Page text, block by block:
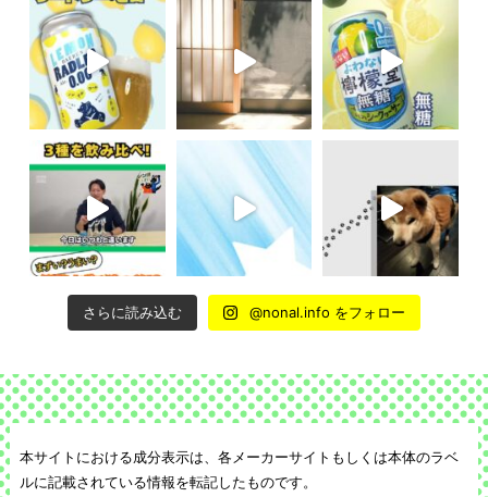
さらに読み込む @nonal.info をフォロー
本サイトにおける成分表示は、各メーカーサイトもしくは本体のラベ
ルに記載されている情報を転記したものです。